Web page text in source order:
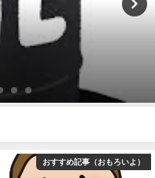
おすすめ記事（おもろいよ）